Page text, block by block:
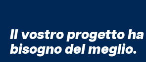
Il vostro progetto ha
bisogno del meglio.